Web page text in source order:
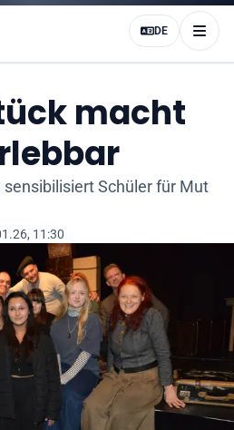
DE
macht
Schüler für Mut
11:30